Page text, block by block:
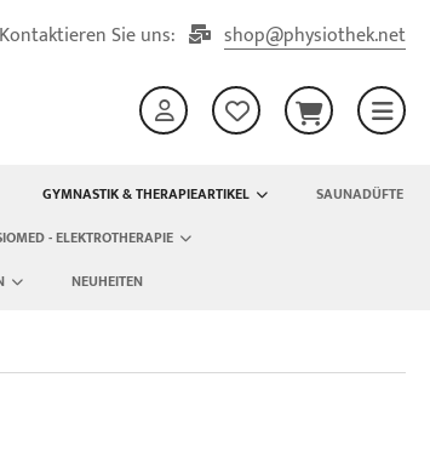
Kontaktieren Sie uns: shop@physiothek.net
GYMNASTIK & THERAPIEARTIKEL
SAUNADÜFTE
- ELEKTROTHERAPIE
NEUHEITEN